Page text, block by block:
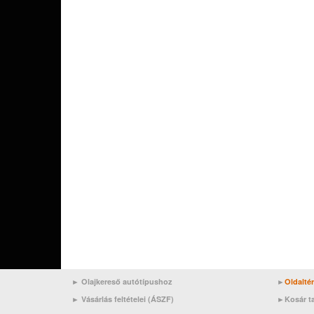
► Olajkereső autótípushoz
► Vásárlás feltételei (ÁSZF)
►
► Kosár